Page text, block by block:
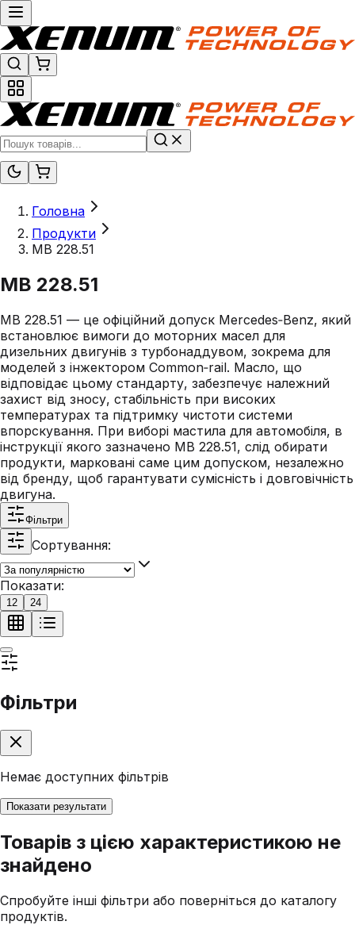
Головна
Продукти
MB 228.51
MB 228.51
MB 228.51 — це офіційний допуск Mercedes‑Benz, який
встановлює вимоги до моторних масел для
дизельних двигунів з турбонаддувом, зокрема для
моделей з інжектором Common‑rail. Масло, що
відповідає цьому стандарту, забезпечує належний
захист від зносу, стабільність при високих
температурах та підтримку чистоти системи
впорскування. При виборі мастила для автомобіля, в
інструкції якого зазначено MB 228.51, слід обирати
продукти, марковані саме цим допуском, незалежно
від бренду, щоб гарантувати сумісність і довговічність
двигуна.
Фільтри
Сортування:
Показати:
12 24
Фільтри
Немає доступних фільтрів
Показати результати
Товарів з цією характеристикою не
знайдено
Спробуйте інші фільтри або поверніться до каталогу
продуктів.